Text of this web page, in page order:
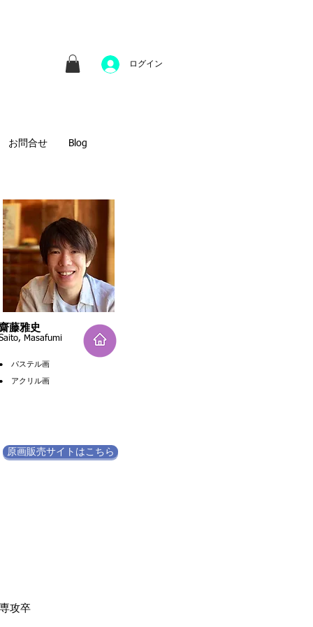
ログイン
お問合せ Blog
藤雅史
Masafumi
パステル画
アクリル画
原画販売サイトはこちら
攻卒